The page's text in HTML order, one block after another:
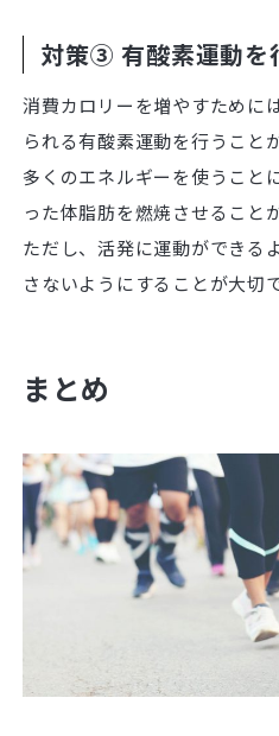
対策③ 有酸素運動を
消費カロリーを増やすために
られる有酸素運動を行うこと
多くのエネルギーを使うこと
った体脂肪を燃焼させること
ただし、活発に運動ができる
さないようにすることが大切で
まとめ